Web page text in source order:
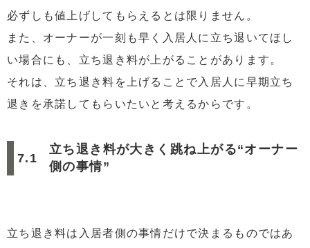
必ずしも値上げしてもらえるとは限りません。
また、オーナーが一刻も早く入居人に立ち退いてほし
い場合にも、立ち退き料が上がることがあります。
それは、立ち退き料を上げることで入居人に早期立ち
退きを承諾してもらいたいと考えるからです。
立ち退き料が大きく跳ね上がる“オーナー
側の事情”
立ち退き料は入居者側の事情だけで決まるものではあ